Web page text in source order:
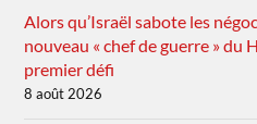
Alors qu’Israël sabote les
nouveau « chef de guerre » du
premier défi
8 août 2026